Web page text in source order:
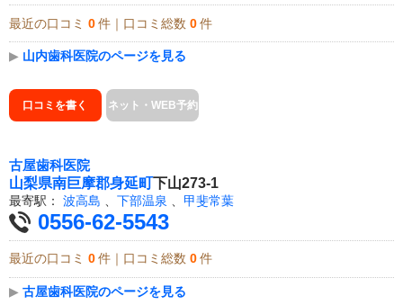
最近の口コミ 0 件｜口コミ総数 0 件
▶ 山内歯科医院のページを見る
口コミを書く ネット・WEB予約
古屋歯科医院
山梨県南巨摩郡身延町下山273-1
最寄駅： 波高島 下部温泉 甲斐常葉
0556-62-5543
最近の口コミ 0 件｜口コミ総数 0 件
▶ 古屋歯科医院のページを見る